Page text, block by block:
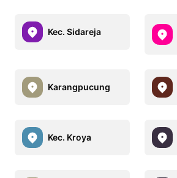
Kec. Sidareja
Karangpucung
Kec. Kroya